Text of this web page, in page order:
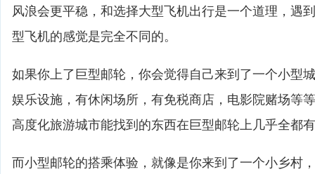
风浪会更平稳，和选择大型飞机出行是一个道理，遇
型飞机的感觉是完全不同的。
如果你上了巨型邮轮，你会觉得自己来到了一个小型
娱乐设施，有休闲场所，有免税商店，电影院赌场等
高度化旅游城市能找到的东西在巨型邮轮上几乎全都
而小型邮轮的搭乘体验，就像是你来到了一个小乡村